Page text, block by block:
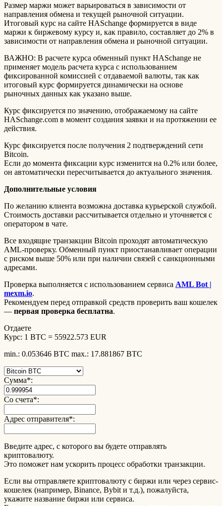
Размер маржи может варьироваться в зависимости от
направления обмена и текущей рыночной ситуации.
Итоговый курс на сайте HASchange формируется в виде
маржи к биржевому курсу и, как правило, составляет до 2% в
зависимости от направления обмена и рыночной ситуации.
ВАЖНО: В расчете курса обменный пункт HASchange не
применяет модель расчета курса с использованием
фиксированной комиссией с отдаваемой валюты, так как
итоговый курс формируется динамически на основе
рыночных данных как указано выше.
Курс фиксируется по значению, отображаемому на сайте
HASchange.com в момент создания заявки и на протяжении ее
действия.
Курс фиксируется после получения 2 подтверждений сети
Bitcoin.
Если до момента фиксации курс изменится на 0.2% или более,
он автоматически пересчитывается до актуального значения.
Дополнительные условия
По желанию клиента возможна доставка курьерской службой.
Стоимость доставки рассчитывается отдельно и уточняется с
оператором в чате.
Все входящие транзакции Bitcoin проходят автоматическую
AML-проверку. Обменный пункт приостанавливает операции
с риском выше 50% или при наличии связей с санкционными
адресами.
Проверка выполняется с использованием сервиса AML Bot |
mexm.io.
Рекомендуем перед отправкой средств проверить ваш кошелек
— первая проверка бесплатна.
Отдаете
Курс: 1 BTC = 55922.573 EUR
min.: 0.053646 BTC max.: 17.881867 BTC
Сумма*:
Со счета*:
Адрес отправителя*:
Введите адрес, с которого вы будете отправлять
криптовалюту.
Это поможет нам ускорить процесс обработки транзакции.
Если вы отправляете криптовалюту с биржи или через сервис-
кошелек (например, Binance, Bybit и т.д.), пожалуйста,
укажите название биржи или сервиса.